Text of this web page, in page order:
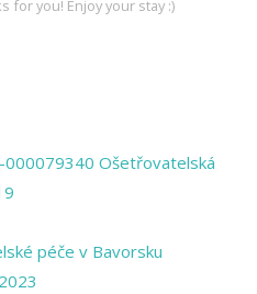
for you! Enjoy your stay :)
Ošetřovatelská
péče v Bavorsku